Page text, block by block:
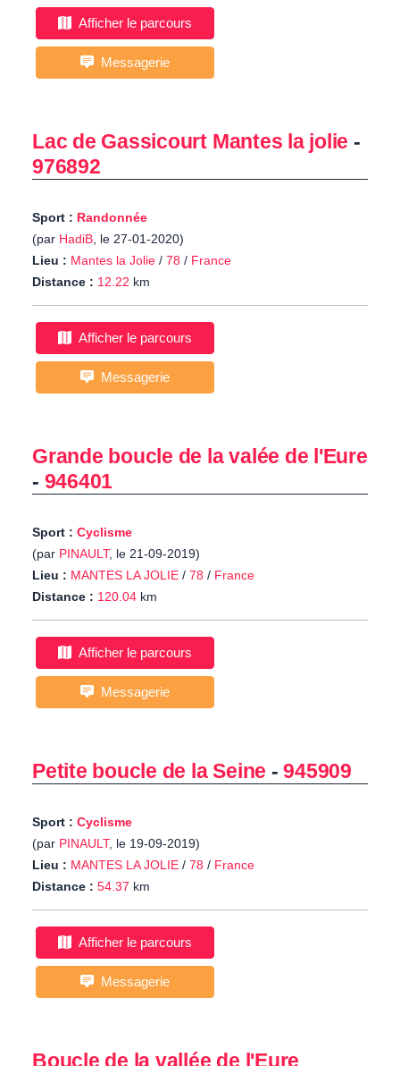
Afficher le parcours
Messagerie
Lac de Gassicourt Mantes la jolie -
976892
Sport : Randonnée
(par HadiB, le 27-01-2020)
Lieu : Mantes la Jolie / 78 / France
Distance : 12.22 km
Afficher le parcours
Messagerie
Grande boucle de la valée de l'Eure
- 946401
Sport : Cyclisme
(par PINAULT, le 21-09-2019)
Lieu : MANTES LA JOLIE / 78 / France
Distance : 120.04 km
Afficher le parcours
Messagerie
Petite boucle de la Seine -945909
Sport : Cyclisme
(par PINAULT, le 19-09-2019)
Lieu : MANTES LA JOLIE / 78 / France
Distance : 54.37 km
Afficher le parcours
Messagerie
Boucle de la vallée de l'Eure